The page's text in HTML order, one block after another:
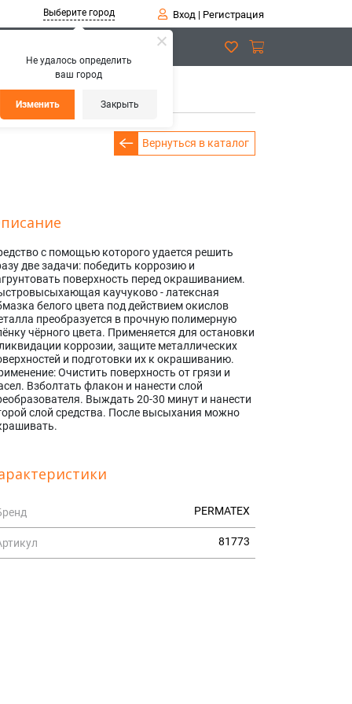
Не удалось определить
ваш город
Изменить Закрыть
Выберите город Вход| Регистрация
Вернуться в каталог
с помощью которого удается решить
две задачи: победить коррозию и
поверхность перед окрашиванием.
каучуково - латексная
белого цвета под действием окислов
преобразуется в прочную полимерную
чёрного цвета. Применяется для остановки
коррозии, защите металлических
и подготовки их к окрашиванию.
Очистить поверхность от грязи и
Взболтать флакон и нанести слой
Выждать 20-30 минут и нанести
слой средства. После высыхания можно
PERMATEX
81773